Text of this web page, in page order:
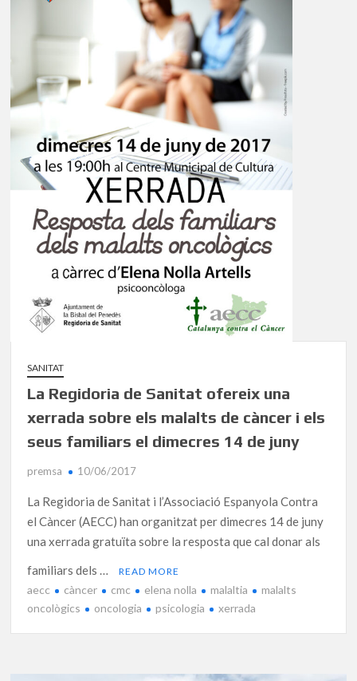
SANITAT
La Regidoria de Sanitat ofereix una
xerrada sobre els malalts de càncer i els
seus familiars el dimecres 14 de juny
premsa 10/06/2017
La Regidoria de Sanitat i l’Associació Espanyola Contra
el Càncer (AECC) han organitzat per dimecres 14 de juny
una xerrada gratuïta sobre la resposta que cal donar als
familiars dels …
READ MORE
aecc càncer cmc elena nolla malaltia
malalts
oncològics
oncologia psicologia xerrada